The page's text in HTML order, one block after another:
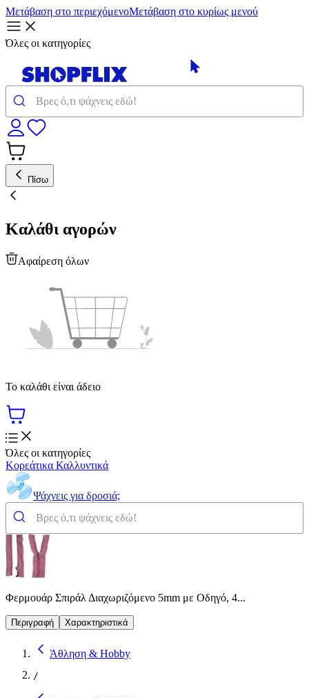
Μετάβαση στο περιεχόμενοΜετάβαση στο κυρίως μενού
Όλες οι κατηγορίες
Πίσω
Καλάθι αγορών
Αφαίρεση όλων
Το καλάθι είναι άδειο
Όλες οι κατηγορίες
Κορεάτικα Καλλυντικά
Ψάχνεις για δροσιά;
Φερμουάρ Σπιράλ Διαχωριζόμενο 5mm με Οδηγό, 4...
Περιγραφή Χαρακτηριστικά
Άθληση & Hobby
/